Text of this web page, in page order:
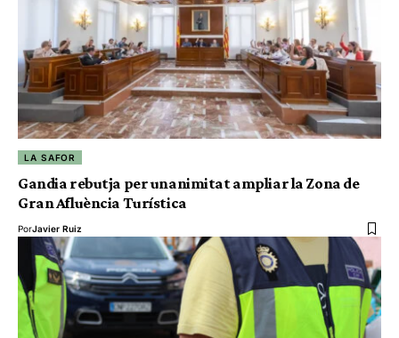
LA SAFOR
Gandia rebutja per unanimitat ampliar la Zona de
Gran Afluència Turística
PorJavier Ruiz